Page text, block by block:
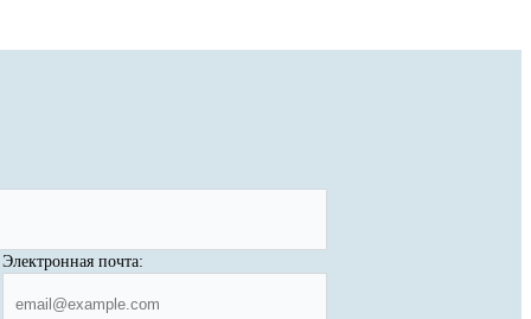
Электронная почта: